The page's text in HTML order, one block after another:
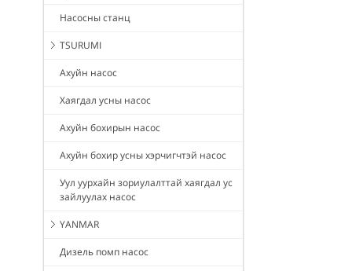
Насосны станц
TSURUMI
Ахуйн насос
Хаягдал усны насос
Ахуйн бохирын насос
Ахуйн бохир усны хэрчигчтэй насос
Уул уурхайн зориулалттай хаягдал ус
зайлуулах насос
YANMAR
Дизель помп насос